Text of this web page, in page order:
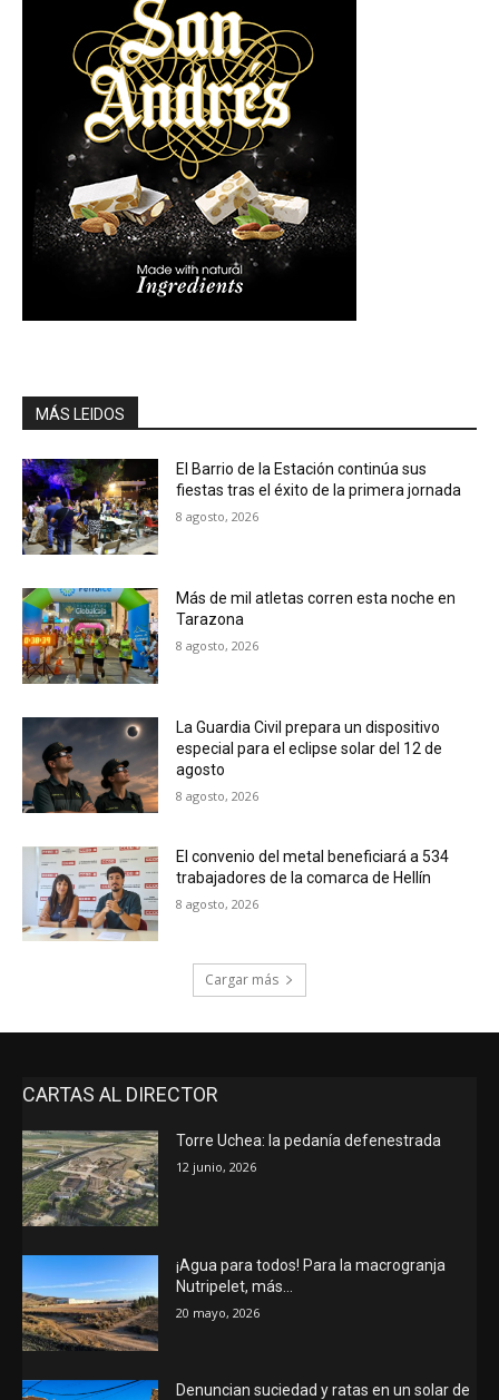
MÁS LEIDOS
El Barrio de la Estación continúa sus
fiestas tras el éxito de la primera jornada
8 agosto, 2026
Más de mil atletas corren esta noche en
Tarazona
8 agosto, 2026
La Guardia Civil prepara un dispositivo
especial para el eclipse solar del 12 de
agosto
8 agosto, 2026
El convenio del metal beneficiará a 534
trabajadores de la comarca de Hellín
8 agosto, 2026
Cargar más
CARTAS AL DIRECTOR
Torre Uchea: la pedanía defenestrada
12 junio, 2026
¡Agua para todos! Para la macrogranja
Nutripelet, más…
20 mayo, 2026
Denuncian suciedad y ratas en un solar de